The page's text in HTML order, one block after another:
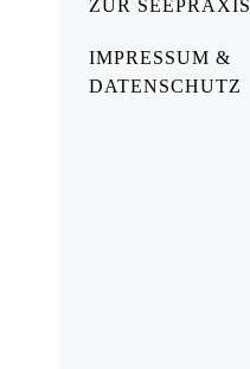
ZUR SEEPRAXIS
IMPRESSUM &
DATENSCHUTZ